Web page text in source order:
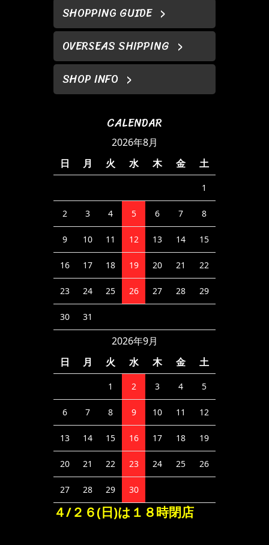
SHOPPING GUIDE
OVERSEAS SHIPPING
SHOP INFO
CALENDAR
2026年8月
日
月 火 水 木 金 土
1
2 3 4 5 6 7 8
9 10 11 12 13 14 15
16 17 18 19 20 21 22
23 24 25 26 27 28 29
30 31
2026年9月
日
月 火 水 木 金 土
1 2 3 4 5
6 7 8 9 10 11 12
13 14 15 16 17 18 19
20 21 22 23 24 25 26
27 28 29 30
４/２６(日)は１８時閉店